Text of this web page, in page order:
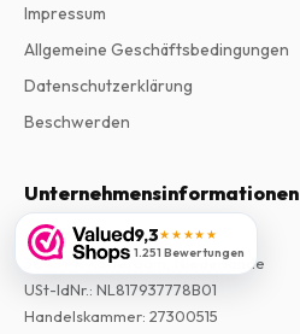
9,3★★★★★
1.251 Bewertungen
Impressum
Allgemeine Geschäftsbedingungen
Datenschutzerklärung
Beschwerden
Unternehmensinformationen
Firma :Maja Magazines
3043 PR Rotterdam, Niederlande
USt-IdNr.: NL817937778B01
Handelskammer: 27300515